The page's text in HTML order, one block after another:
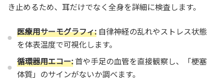
き止めるため、耳だけでなく全身を詳細に検査します。
医療用サーモグラフィ: 自律神経の乱れやストレス状態
を体表温度で可視化します。
循環器用エコー:首や手足の血管を直接観察し、「梗塞
体質」のサインがないか調べます。